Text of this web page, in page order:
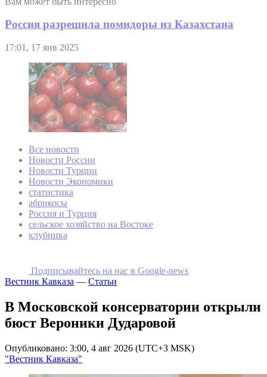
Россия разрешила помидоры из Казахстана
17:01, 17 янв 2025
Все новости
Новости России
Новости Турции
Новости Экономики
статистика
абрикосы
Россия и Турция
сельское хозяйство на Востоке
клубника
Подписывайтесь на наc в Google-news
Вестник Кавказа — Статьи
В Московской консерватории открыли
бюст Вероники Дударовой
Опубликовано: 3:00, 4 авг 2026 (UTC+3 MSK)
"Вестник Кавказа"